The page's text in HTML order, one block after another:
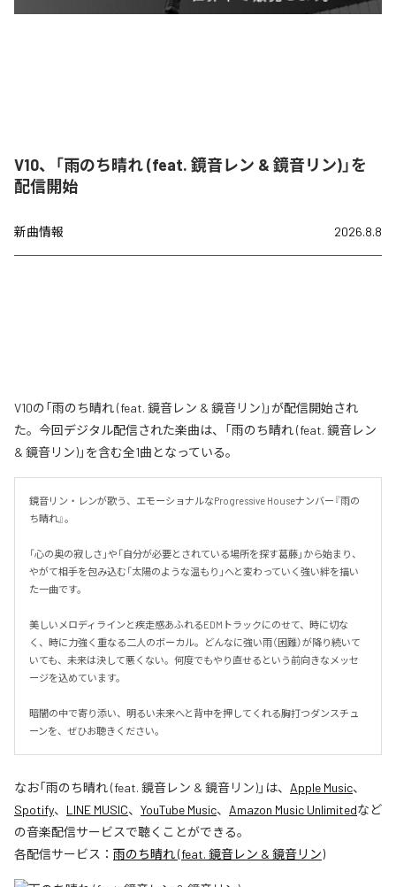
V10、「雨のち晴れ (feat. 鏡音レン & 鏡音リン)」を
配信開始
新曲情報 2026.8.8
V10の「雨のち晴れ (feat. 鏡音レン & 鏡音リン)」が配信開始され
た。今回デジタル配信された楽曲は、「雨のち晴れ (feat. 鏡音レン
& 鏡音リン)」を含む全1曲となっている。
鏡音リン・レンが歌う、エモーショナルなProgressive Houseナンバー『雨の
ち晴れ』。
「心の奥の寂しさ」や「自分が必要とされている場所を探す葛藤」から始まり、
やがて相手を包み込む「太陽のような温もり」へと変わっていく強い絆を描い
た一曲です。
美しいメロディラインと疾走感あふれるEDMトラックにのせて、時に切な
く、時に力強く重なる二人のボーカル。どんなに強い雨（困難）が降り続いて
いても、未来は決して悪くない。何度でもやり直せるという前向きなメッセ
ージを込めています。
暗闇の中で寄り添い、明るい未来へと背中を押してくれる胸打つダンスチュ
ーンを、ぜひお聴きください。
なお「雨のち晴れ (feat. 鏡音レン & 鏡音リン)」は、 Apple Music、
Spotify、 LINE MUSIC、 YouTube Music、 Amazon Music Unlimitedなど
の音楽配信サービスで聴くことができる。
各配信サービス： 雨のち晴れ (feat. 鏡音レン & 鏡音リン)